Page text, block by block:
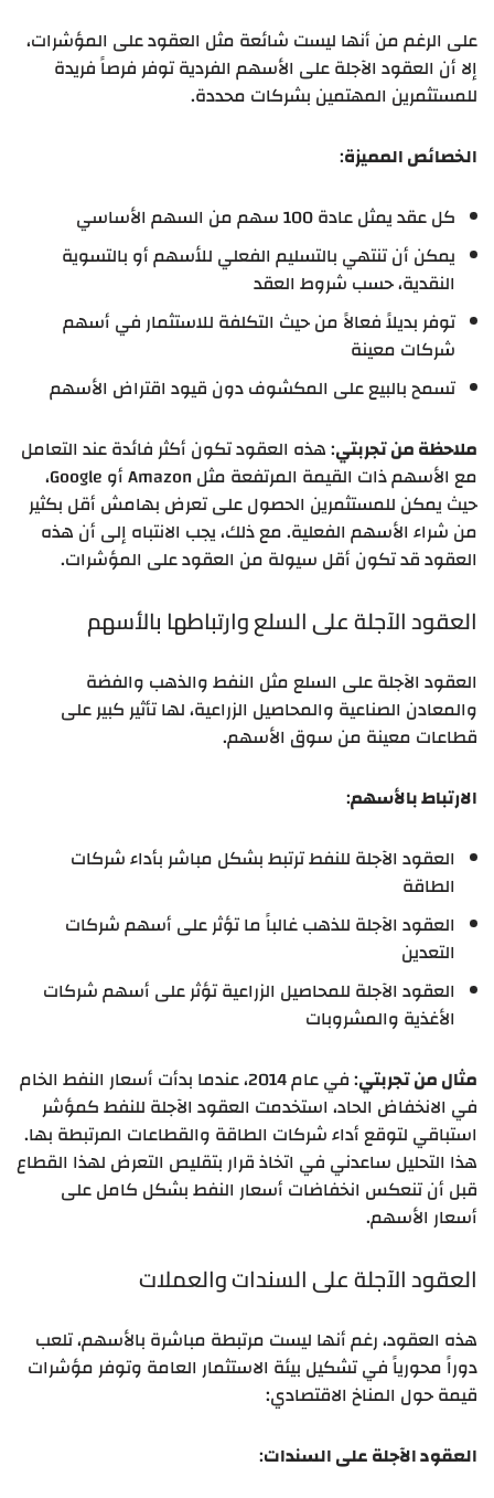
على الرغم من أنها ليست شائعة مثل العقود على المؤشرات،
إلا أن العقود الآجلة على الأسهم الفردية توفر فرصاً فريدة
للمستثمرين المهتمين بشركات محددة.
الخصائص المميزة:
كل عقد يمثل عادة 100 سهم من السهم الأساسي
يمكن أن تنتهي بالتسليم الفعلي للأسهم أو بالتسوية
النقدية، حسب شروط العقد
توفر بديلاً فعالاً من حيث التكلفة للاستثمار في أسهم
شركات معينة
تسمح بالبيع على المكشوف دون قيود اقتراض الأسهم
ملاحظة من تجربتي: هذه العقود تكون أكثر فائدة عند التعامل
مع الأسهم ذات القيمة المرتفعة مثل Amazon أو Google،
حيث يمكن للمستثمرين الحصول على تعرض بهامش أقل بكثير
من شراء الأسهم الفعلية. مع ذلك، يجب الانتباه إلى أن هذه
العقود قد تكون أقل سيولة من العقود على المؤشرات.
العقود الآجلة على السلع وارتباطها بالأسهم
العقود الآجلة على السلع مثل النفط والذهب والفضة
والمعادن الصناعية والمحاصيل الزراعية، لها تأثير كبير على
قطاعات معينة من سوق الأسهم.
الارتباط بالأسهم:
العقود الآجلة للنفط ترتبط بشكل مباشر بأداء شركات
الطاقة
العقود الآجلة للذهب غالباً ما تؤثر على أسهم شركات
التعدين
العقود الآجلة للمحاصيل الزراعية تؤثر على أسهم شركات
الأغذية والمشروبات
مثال من تجربتي
: في عام 2014، عندما بدأت أسعار النفط الخام
في الانخفاض الحاد، استخدمت العقود الآجلة للنفط كمؤشر
استباقي لتوقع أداء شركات الطاقة والقطاعات المرتبطة بها.
هذا التحليل ساعدني في اتخاذ قرار بتقليص التعرض لهذا القطاع
قبل أن تنعكس انخفاضات أسعار النفط بشكل كامل على
أسعار الأسهم.
العقود الآجلة على السندات والعملات
هذه العقود، رغم أنها ليست مرتبطة مباشرة بالأسهم، تلعب
دوراً محورياً في تشكيل بيئة الاستثمار العامة وتوفر مؤشرات
قيمة حول المناخ الاقتصادي:
العقود الآجلة على السندات: